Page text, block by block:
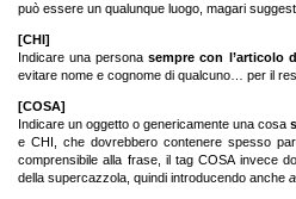
può essere un qualunque luogo, magari
[CHI]
Indicare una personasempre con l’articolo
evitare nome e cognome di qualcuno… per il
[COSA]
Indicare un oggetto o genericamente una cosa
e CHI, che dovrebbero contenere spesso
comprensibile alla frase, il tag COSA invece
della supercazzola, quindi introducendo anche